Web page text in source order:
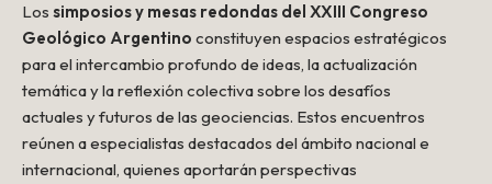
Los simposios y mesas redondas del XXIII Congreso
Geológico Argentino constituyen espacios estratégicos
para el intercambio profundo de ideas, la actualización
temática y la reflexión colectiva sobre los desafíos
actuales y futuros de las geociencias. Estos encuentros
reúnen a especialistas destacados del ámbito nacional e
internacional, quienes aportarán perspectivas